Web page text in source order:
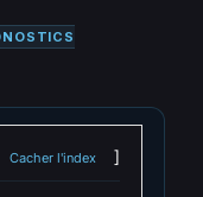
Cacher l'index